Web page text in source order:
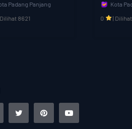
Kota Padang Panjang